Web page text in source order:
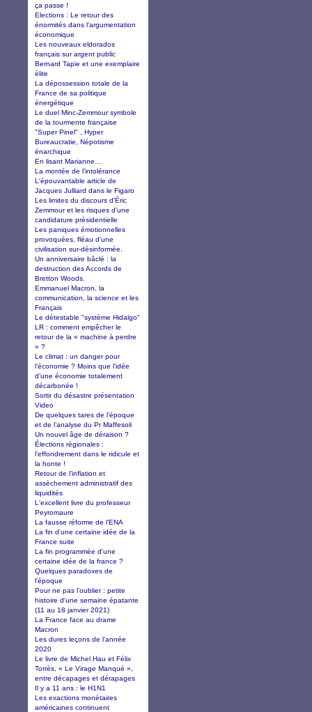
ça passe !
Elections : Le retour des
énormités dans l’argumentation
économique
Les nouveaux eldorados
français sur argent public
Bernard Tapie et une exemplaire
élite
La dépossession totale de la
France de sa politique
énergétique
Le duel Minc-Zemmour symbole
de la tourmente française
"Super Pinel" , Hyper
Bureaucratie, Népotisme
énarchique
En lisant Marianne…
La montée de l'intolérance
L'épouvantable article de
Jacques Julliard dans le Figaro
Les limites du discours d’Éric
Zemmour et les risques d’une
candidature présidentielle
Les paniques émotionnelles
provoquées, fléau d’une
civilisation sur-désinformée.
Un anniversaire bâclé : la
destruction des Accords de
Bretton Woods.
Emmanuel Macron, la
communication, la science et les
Français
Le détestable "système Hidalgo"
LR : comment empêcher le
retour de la « machine à perdre
» ?
Le climat : un danger pour
l’économie ? Moins que l’idée
d’une économie totalement
décarbonée !
Sortir du désastre présentation
Video
De quelques tares de l’époque
et de l’analyse du Pr Maffesoli
Un nouvel âge de déraison ?
Élections régionales :
l’effondrement dans le ridicule et
la honte !
Retour de l’inflation et
assèchement administratif des
liquidités
L'excellent livre du professeur
Peyromaure
La fausse réforme de l’ENA
La fin d'une certaine idée de la
France suite
La fin programmée d'une
certaine idée de la france ?
Quelques paradoxes de
l'époque
Pour ne pas l'oublier : petite
histoire d'une semaine épatante
(11 au 18 janvier 2021)
La France face au drame
Macron
Les dures leçons de l’année
2020
Le livre de Michel Hau et Félix
Torrès, « Le Virage Manqué »,
entre décapages et dérapages
Il y a 11 ans : le H1N1
Les exactions monétaires
américaines continuent